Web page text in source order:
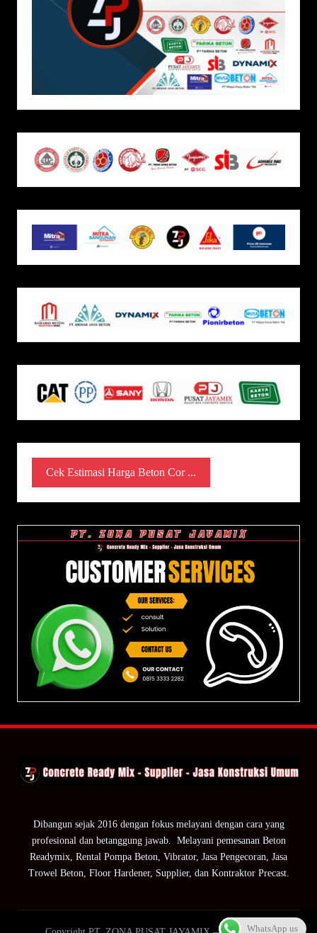
Cek Estimasi Harga Beton Cor ...
Dibangun sejak 2016 dengan fokus melayani dengan cara yang
profesional dan betanggung jawab. Melayani pemesanan Beton
Readymix, Rental Pompa Beton, Vibrator, Jasa Pengecoran, Jasa
Trowel Beton, Floor Hardener, Supplier, dan Kontraktor Precast.
WhatsApp us